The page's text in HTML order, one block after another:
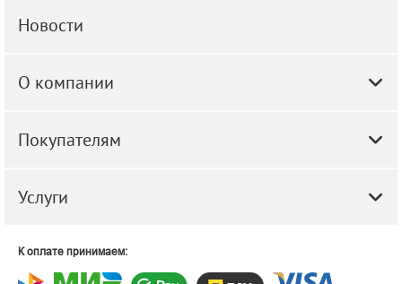
Новости
О компании
Покупателям
Услуги
К оплате принимаем: